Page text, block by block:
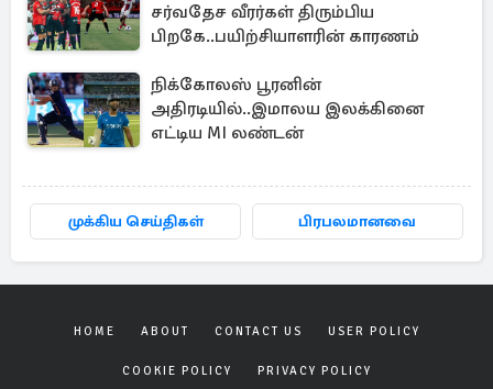
சர்வதேச வீரர்கள் திரும்பிய
பிறகே..பயிற்சியாளரின் காரணம்
நிக்கோலஸ் பூரனின்
அதிரடியில்..இமாலய இலக்கினை
எட்டிய MI லண்டன்
முக்கிய செய்திகள் பிரபலமானவை
HOME ABOUT CONTACT US USER POLICY
COOKIE POLICY PRIVACY POLICY